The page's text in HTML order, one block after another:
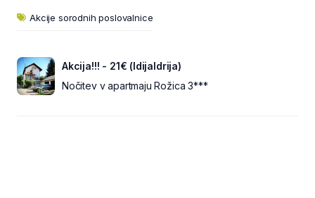
Akcije sorodnih poslovalnice
Akcija!!! - 21€ (IdijaIdrija)
Nočitev v apartmaju Rožica 3***